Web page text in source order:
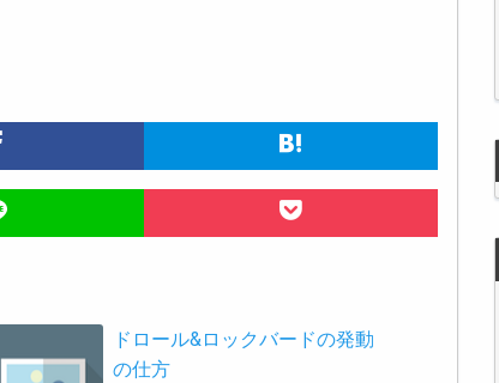
ドロール&ロックバードの発動
の仕方